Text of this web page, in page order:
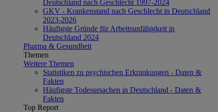
Deutschland nach Geschlecht 1997-2024
GKV - Krankenstand nach Geschlecht in Deutschland
2023-2026
Häufigste Gründe für Arbeitsunfähigkeit in
Deutschland 2024
Pharma & Gesundheit
Themen
Weitere Themen
Statistiken zu psychischen Erkrankungen - Daten &
Fakten
Häufigste Todesursachen in Deutschland - Daten &
Fakten
Top Report